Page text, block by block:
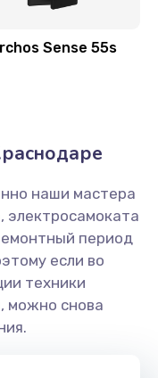
Sense 55s
наши мастера
электросамоката
период
если во
техники
можно снова